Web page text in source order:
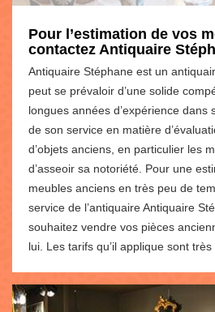
Pour l’estimation de vos
contactez Antiquaire
Antiquaire Stéphane est un
peut se prévaloir d’une solide
longues années d’expérience dans
de son service en matière
d’objets anciens, en particulier les
d’asseoir sa notoriété. Pour une
meubles anciens en très peu de
service de l’antiquaire Antiquaire
souhaitez vendre vos pièces
lui. Les tarifs qu’il applique sont très